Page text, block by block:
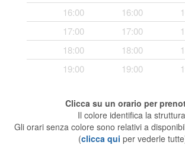
16:00
16:00
17:00
17:00
18:00
18:00
19:00
19:00
Clicca su un orario per
Il colore identifica la
Gli orari senza colore sono relativi a
(clicca qui per vederle